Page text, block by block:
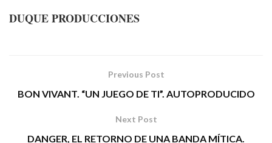
DUQUE PRODUCCIONES
Previous Post
BON VIVANT. “UN JUEGO DE TI”. AUTOPRODUCIDO
Next Post
DANGER, EL RETORNO DE UNA BANDA MÍTICA.